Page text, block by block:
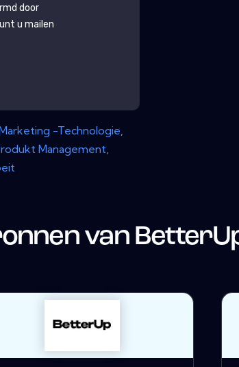
door
u mailen
-Technologie,
Management,
van